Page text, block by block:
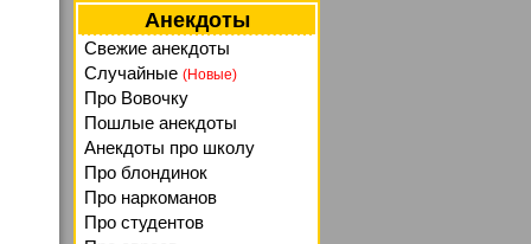
Анекдоты
Свежие анекдоты
Случайные (Новые)
Про Вовочку
Пошлые анекдоты
Анекдоты про школу
Про блондинок
Про наркоманов
Про студентов